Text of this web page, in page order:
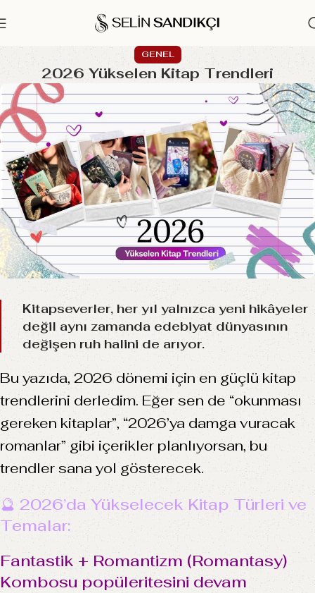
GENEL
2026 Yükselen Kitap Trendleri
Kitapseverler, her yıl yalnızca yeni hikâyeler
değil aynı zamanda edebiyat dünyasının
değişen ruh halini de arıyor.
Bu yazıda, 2026 dönemi için en güçlü kitap
trendlerini derledim. Eğer sen de “okunması
gereken kitaplar”, “2026’ya damga vuracak
romanlar” gibi içerikler planlıyorsan, bu
trendler sana yol gösterecek.
🔮 2026’da Yükselecek Kitap Türleri ve
Temalar:
Fantastik + Romantizm (Romantasy)
Kombosu popüleritesini devam